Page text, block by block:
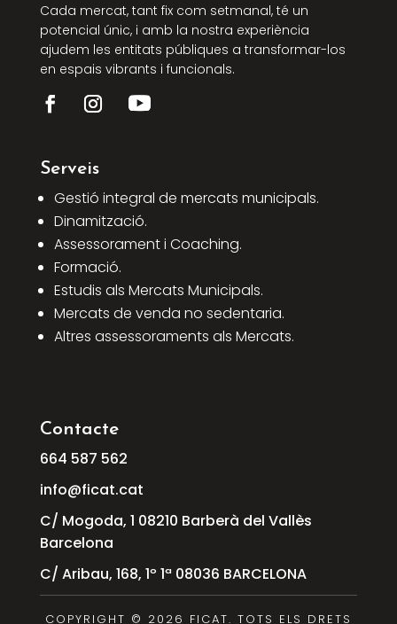
Cada mercat, tant fix com setmanal, té un
potencial únic, i amb la nostra experiència
ajudem les entitats públiques a transformar-los
en espais vibrants i funcionals.
Serveis
Gestió integral de mercats municipals.
Dinamització.
Assessorament i Coaching.
Formació.
Estudis als Mercats Municipals.
Mercats de venda no sedentaria.
Altres assessoraments als Mercats.
Contacte
664 587 562
info@ficat.cat
C/ Mogoda, 1 08210 Barberà del Vallès
Barcelona
C/ Aribau, 168, 1º 1ª 08036 BARCELONA
COPYRIGHT © 2026 FICAT. TOTS ELS DRETS